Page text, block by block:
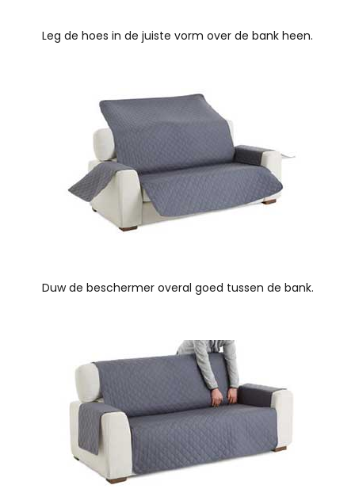
Leg de hoes in de juiste vorm over de bank heen.
Duw de beschermer overal goed tussen de bank.